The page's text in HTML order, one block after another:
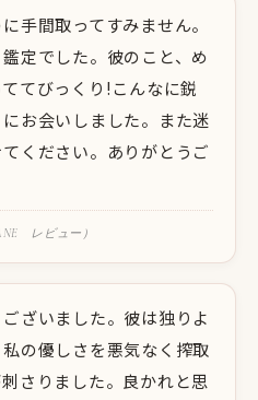
手間取ってすみません。
定でした。彼のこと、め
てびっくり!こんなに鋭
お会いしました。また迷
ください。ありがとうご
レビュー）
ざいました。彼は独りよ
の優しさを悪気なく搾取
さりました。良かれと思